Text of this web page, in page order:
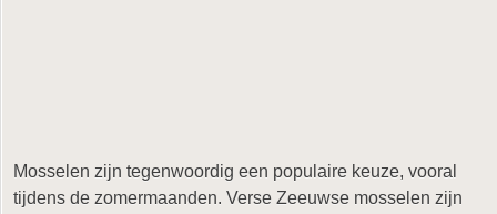
Mosselen zijn tegenwoordig een populaire keuze, vooral
tijdens de zomermaanden. Verse Zeeuwse mosselen zijn